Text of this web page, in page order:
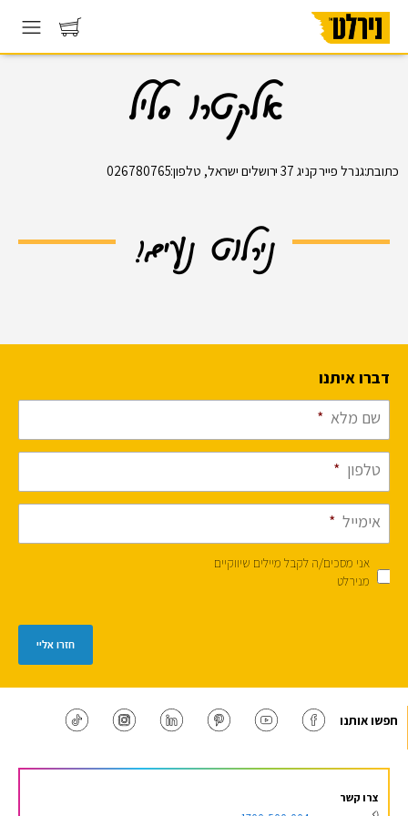
אלקטרו סליל
כתובת:גנרל פייר קניג 37 ירושלים ישראל, טלפון:026780765
נירלוט נעים!
דברו איתנו
שם מלא *
טלפון *
אימייל *
אני מסכים/ה לקבל מיילים שיווקיים
מנירלט
חזרו אליי
חפשו אותנו
צרו קשר